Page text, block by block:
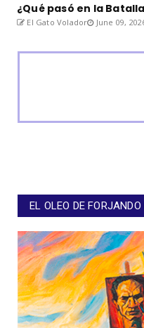
¿Qué pasó en la
El Gato Volador June 09,
EL OLEO DE